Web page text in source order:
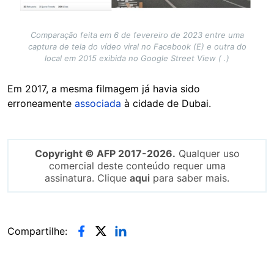
Comparação feita em 6 de fevereiro de 2023 entre uma
captura de tela do vídeo viral no Facebook (E) e outra do
local em 2015 exibida no Google Street View ( .)
Em 2017, a mesma filmagem já havia sido
erroneamente associada à cidade de Dubai.
Copyright © AFP 2017-2026. Qualquer uso
comercial deste conteúdo requer uma
assinatura. Clique aqui para saber mais.
Compartilhe: